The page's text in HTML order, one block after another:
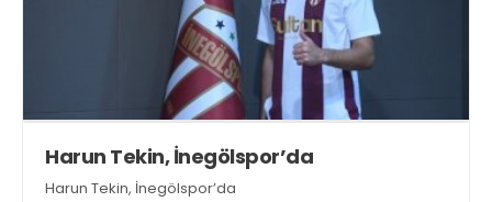
Harun Tekin, İnegölspor’da
Harun Tekin, İnegölspor’da